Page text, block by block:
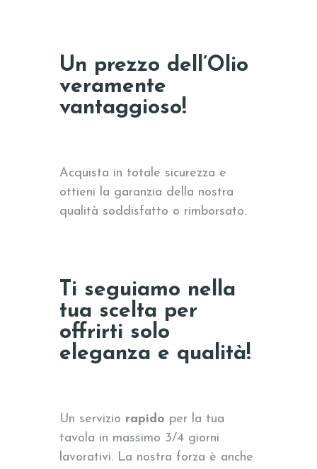
Un prezzo dell’Olio
veramente
vantaggioso!
Acquista in totale sicurezza e
ottieni la garanzia della nostra
qualità soddisfatto o rimborsato.
Ti seguiamo nella
tua scelta per
offrirti solo
eleganza e qualità!
Un servizio rapido per la tua
tavola in massimo 3/4 giorni
lavorativi. La nostra forza è anche